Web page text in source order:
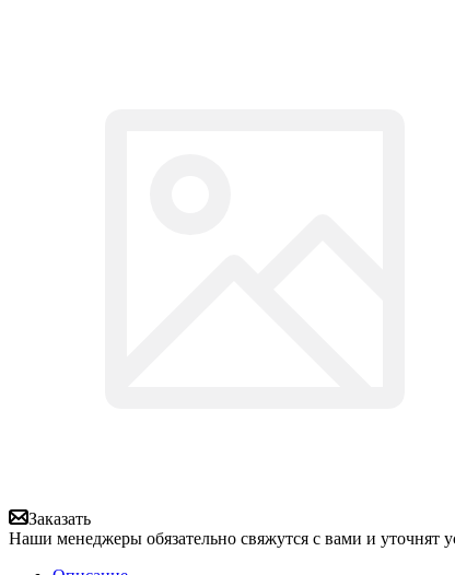
Заказать
Наши менеджеры обязательно свяжутся с вами и уточнят